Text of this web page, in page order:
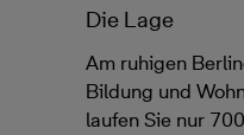
Die Lage
Am ruhigen
Bildung und
laufen Sie nur